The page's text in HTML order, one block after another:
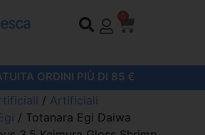
0
ORDINI PIÙ DI 85 €
/ Artificiali
/ Totanara Egi Daiwa